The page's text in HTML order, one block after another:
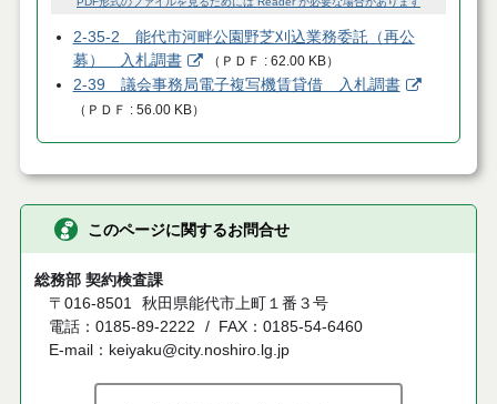
2-35-2 能代市河畔公園野芝刈込業務委託（再公
募） 入札調書
（ ＰＤＦ 62.00 KB）
2-39 議会事務局電子複写機賃貸借 入札調書
（ ＰＤＦ 56.00 KB）
このページに関するお問合せ
総務部 契約検査課
〒016-8501 秋田県能代市上町１番３号
電話：0185-89-2222
FAX：0185-54-6460
E-mail：keiyaku@city.noshiro.lg.jp